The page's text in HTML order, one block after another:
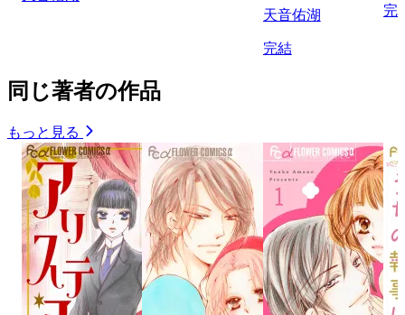
天音佑湖
完結
完
同じ著者の作品
もっと見る